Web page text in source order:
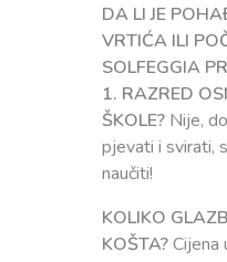
DA LI JE
VRTIĆA ILI
SOLFEGGIA
1. RAZRED
ŠKOLE?Nije,
pjevati i svirati,
naučiti!
KOLIKO
KOŠTA?Cijena